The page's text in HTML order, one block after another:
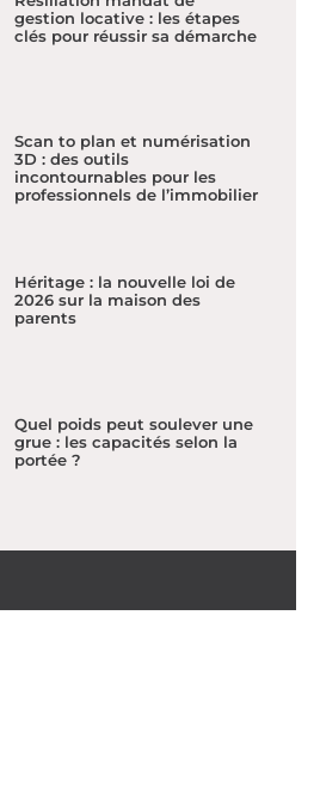
gestion locative : les étapes
clés pour réussir sa démarche
Scan to plan et numérisation
3D : des outils
incontournables pour les
professionnels de l’immobilier
Héritage : la nouvelle loi de
2026 sur la maison des
parents
Quel poids peut soulever une
grue : les capacités selon la
portée ?